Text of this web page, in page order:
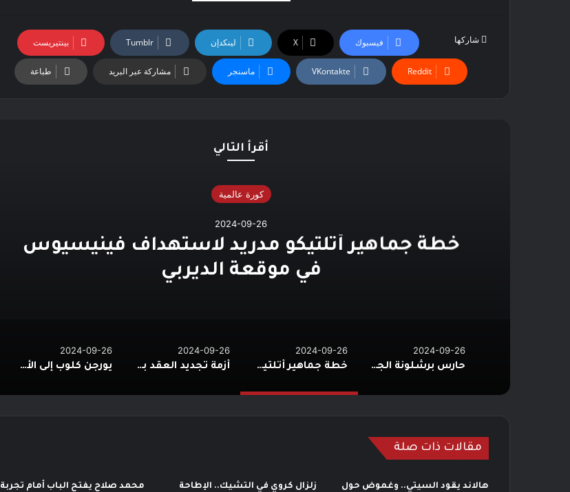
شاركها فيسبوك ‫X لينكدإن ‏Tumblr بينتيريست
ماسنجر مشاركة عبر البريد طباعة
أقرأ التالي
كورة عالمية
2024-09-26
خطة جماهير أتلتيكو مدريد لاستهداف فينيسيوس
في موقعة الديربي
2024-09-26
حارس برشلونة الجديد يشارك ليفاندوفسكي السكن في برشلونة!
2024-09-26
خطة جماهير أتلتيكو مدريد لاستهداف فينيسيوس في موقعة الديربي
2024-09-26
أزمة تجديد العقد بين الهلال وخيسوس.. رد عاجل من المدرب البرتغالي
2024-09-26
يورجن كلوب إلى الأهلي.. مفاجأة صادمة بعد رحيل ماتياس يايسله
مقالات ذات صلة
هالاند يقود السيتي.. وغموض حول
زلزال كروي في التشيك.. الإطاحة
محمد صلاح يفتح الباب أمام تجربة